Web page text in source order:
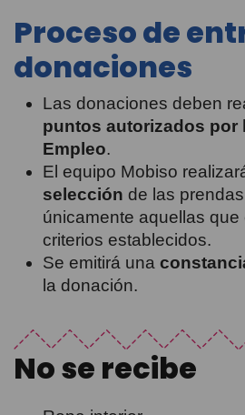
Proceso de
donaciones
Las donaciones deben
puntos autorizados por
Empleo.
El equipo Mobiso
selección de las
únicamente aquellas
criterios establecidos.
Se emitirá una
la donación.
No se recibe